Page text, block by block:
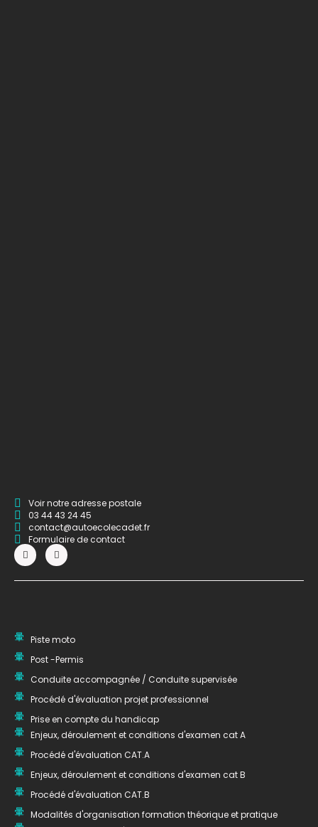
Voir notre adresse postale
03 44 43 24 45
contact@autoecolecadet.fr
Formulaire de contact
Piste moto
Post -Permis
Conduite accompagnée / Conduite supervisée
Procédé d'évaluation projet professionnel
Prise en compte du handicap
Enjeux, déroulement et conditions d'examen cat A
Procédé d'évaluation CAT.A
Enjeux, déroulement et conditions d'examen cat B
Procédé d'évaluation CAT.B
Modalités d'organisation formation théorique et pratique